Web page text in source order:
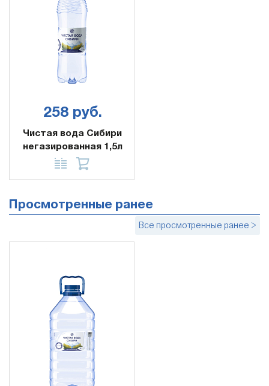
258 руб.
Чистая вода Сибири
негазированная 1,5л
Просмотренные ранее
Все просмотренные ранее >